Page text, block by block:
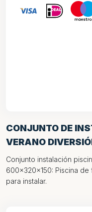
CONJUNTO DE
VERANO
Conjunto instalación
600x320x150: Piscina
para instalar.